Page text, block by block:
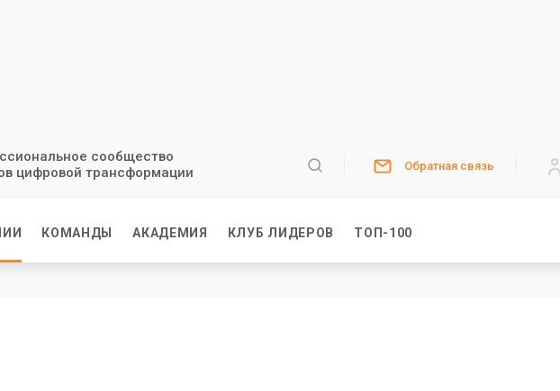
сообщество
цифровой трансформации
Обратная связь
КОМАНДЫ АКАДЕМИЯ КЛУБ ЛИДЕРОВ ТОП-100